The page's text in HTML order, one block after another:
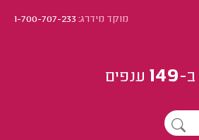
מוקד מידרג:1-700-707-233
ב-149 ענפים